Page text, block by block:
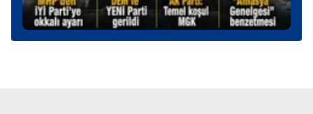
6698 sayılı Kişisel Verilerin Korunması Kanunu uyarınca
hazırlanmış Aydınlatma Metnimizi okumak ve sitemizde